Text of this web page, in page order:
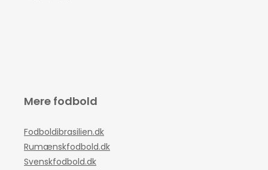
Mere fodbold
Fodboldibrasilien.dk
Rumænskfodbold.dk
Svenskfodbold.dk